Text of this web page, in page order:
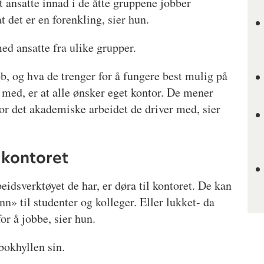
det er en forenkling, sier hun.
ansatte fra ulike grupper.
og hva de trenger for å fungere best mulig på
er at alle ønsker eget kontor. De mener
det akademiske arbeidet de driver med, sier
de har, er døra til kontoret. De kan
til studenter og kolleger. Eller lukket- da
å jobbe, sier hun.
sin.